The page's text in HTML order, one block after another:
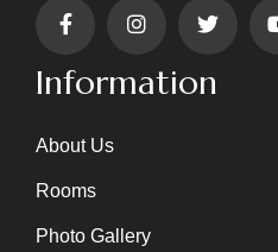
Information
About Us
Rooms
Photo Gallery